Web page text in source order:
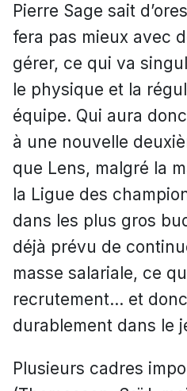
Pierre Sage sait
fera pas mieux avec
gérer, ce qui va
le physique et la
équipe. Qui aura
à une nouvelle
que Lens, malgré la
la Ligue des
dans les plus gros
déjà prévu de
masse salariale, ce
recrutement… et
durablement dans le
Plusieurs cadres